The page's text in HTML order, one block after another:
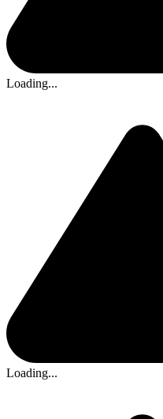
Loading...
Loading...